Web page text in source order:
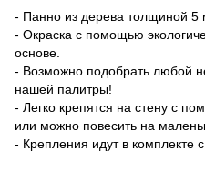
- Панно из дерева толщиной 5
- Окраска с помощью
основе.
- Возможно подобрать любой
нашей палитры!
- Легко крепятся на стену с
или можно повесить на
- Крепления идут в комплекте с